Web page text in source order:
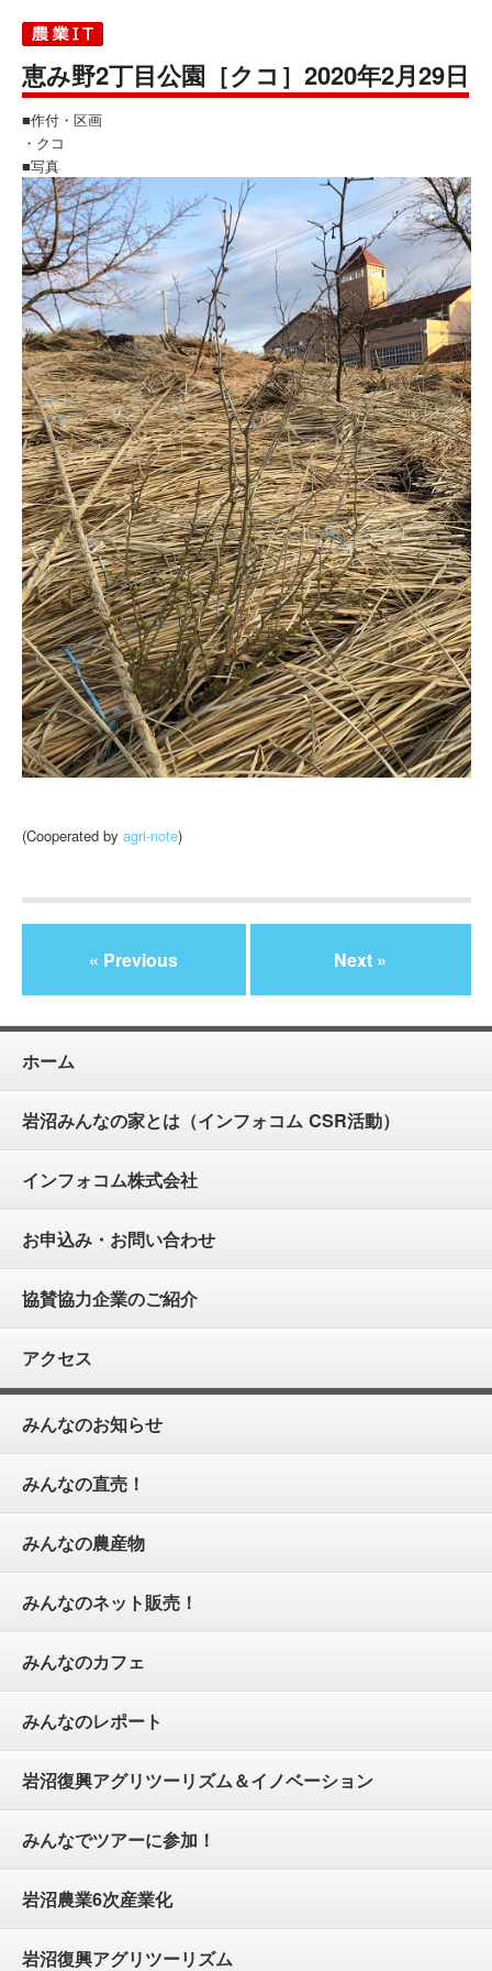
恵み野2丁目公園［クコ］2020年2月29日
■作付・区画
・クコ
■写真
(Cooperated by agri-note)
« Previous Next »
ホーム
岩沼みんなの家とは（インフォコム CSR活動）
インフォコム株式会社
お申込み・お問い合わせ
協賛協力企業のご紹介
アクセス
みんなのお知らせ
みんなの直売！
みんなの農産物
みんなのネット販売！
みんなのカフェ
みんなのレポート
岩沼復興アグリツーリズム＆イノベーション
みんなでツアーに参加！
岩沼農業6次産業化
岩沼復興アグリツーリズム